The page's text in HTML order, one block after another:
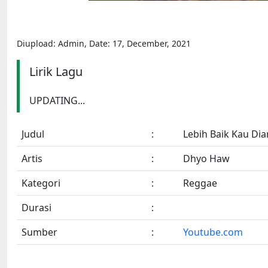
Diupload: Admin, Date: 17, December, 2021
Lirik Lagu
UPDATING...
Judul :
Lebih Baik Kau
Artis
:
Dhyo Haw
Kategori
:
Reggae
Durasi
:
Sumber
: Youtube.com